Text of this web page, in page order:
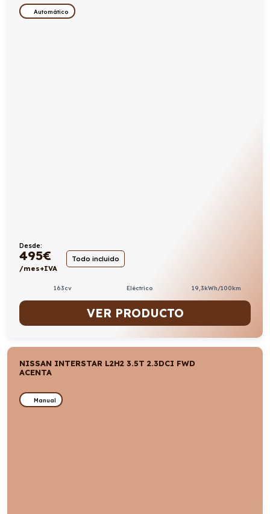
Automático
Desde:
495€
/mes+IVA
Todo incluido
163cv Eléctrico 19,3kWh/100km
VER PRODUCTO
NISSAN INTERSTAR L2H2 3.5T 2.3DCI FWD
ACENTA
Manual